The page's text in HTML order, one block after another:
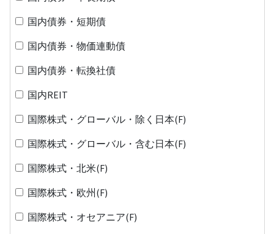
国内債券・短期債
国内債券・物価連動債
国内債券・転換社債
国内REIT
国際株式・グローバル・除く日本(F)
国際株式・グローバル・含む日本(F)
国際株式・北米(F)
国際株式・欧州(F)
国際株式・オセアニア(F)